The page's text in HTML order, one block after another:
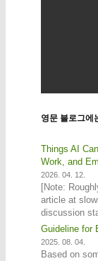
영문 블로그에
Things AI
Work, and
2026. 04. 12.
[Note:
article at
discussion
Guideline for
2025. 08. 04.
Based on